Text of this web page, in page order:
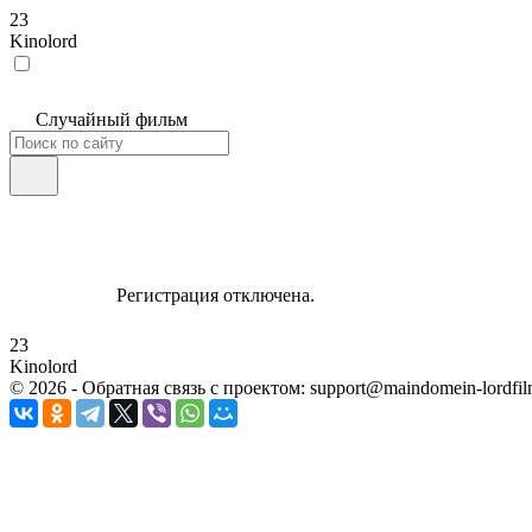
23
Kinolord
Случайный фильм
Регистрация отключена.
23
Kinolord
© 2026 - Обратная связь с проектом: support@maindomein-